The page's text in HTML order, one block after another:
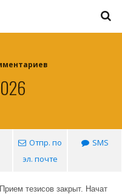
Отпр. по
эл. почте
SMS
тезисов закрыт. Начат